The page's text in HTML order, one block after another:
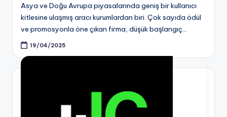
Asya ve Doğu Avrupa piyasalarında geniş bir kullanıcı
kitlesine ulaşmış aracı kurumlardan biri. Çok sayıda ödül
ve promosyonla öne çıkan firma, düşük başlangıç…
19/04/2025